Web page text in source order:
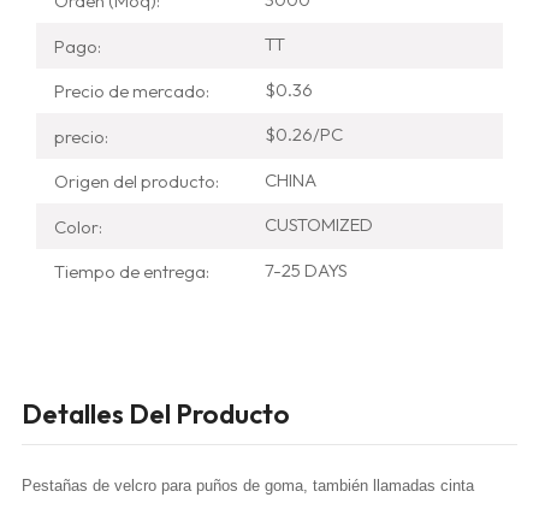
Pago: TT
Precio de mercado: $0.36
precio: $0.26/PC
Origen del producto: CHINA
Color: CUSTOMIZED
Tiempo de entrega: 7-25 DAYS
Detalles Del Producto
Pestañas de velcro para puños de goma, también llamadas cinta